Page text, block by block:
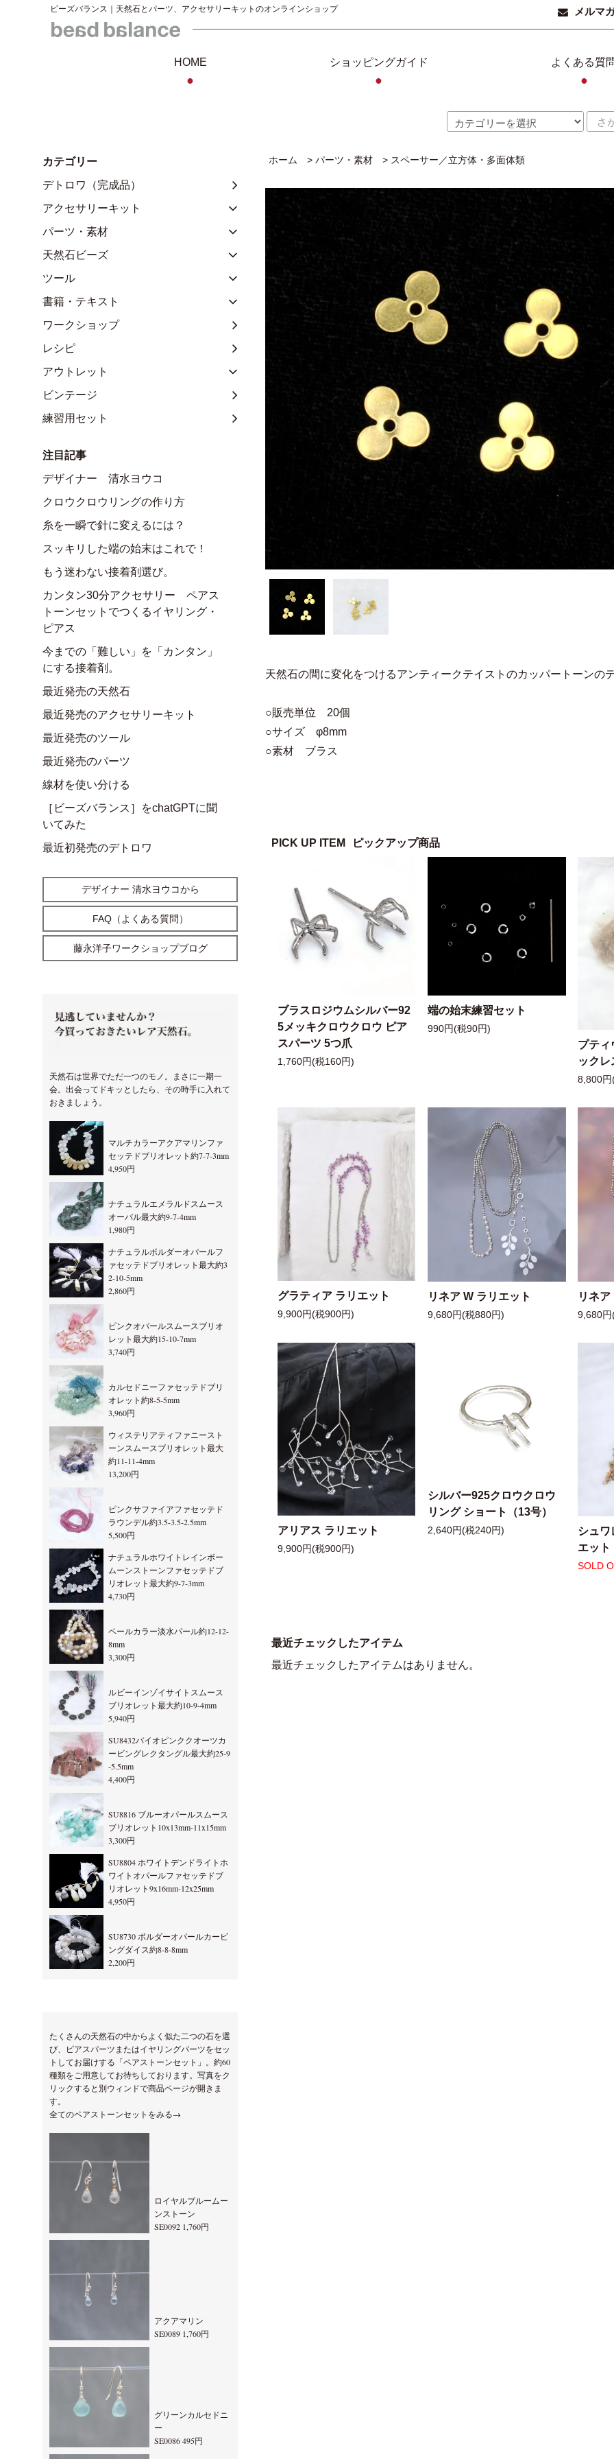
ビーズバランス｜天然石とパーツ、アクセサリーキットのオンラインショップ メルマ
HOME
●
ショッピングガイド
●
よくある質
●
ホーム > パーツ・素材 > スペーサー／立方体・多面体類
天然石の間に変化をつけるアンティークテイストのカッパートーンの
○販売単位 20個
○サイズ φ8mm
○素材 ブラス
PICK UP ITEM ピックアップ商品
ブラスロジウムシルバー92
5メッキクロウクロウ ピア
スパーツ 5つ爪
1,760円(税160円)
端の始末練習セット
990円(税90円)
プティ
ックレ
8,800
グラティア ラリエット
9,900円(税900円)
リネア W ラリエット
9,680円(税880円)
リネ
9,680
アリアス ラリエット
9,900円(税900円)
シルバー925クロウクロウ
リング ショート（13号）
2,640円(税240円)
シュワ
エット
SOLD
最近チェックしたアイテム
最近チェックしたアイテムはありません。
カテゴリー
デトロワ（完成品）
アクセサリーキット
パーツ・素材
天然石ビーズ
ツール
書籍・テキスト
ワークショップ
レシピ
アウトレット
ビンテージ
練習用セット
注目記事
デザイナー 清水ヨウコ
クロウクロウリングの作り方
糸を一瞬で針に変えるには？
スッキリした端の始末はこれで！
もう迷わない接着剤選び。
カンタン30分アクセサリー ペアス
トーンセットでつくるイヤリング・
ピアス
今までの「難しい」を「カンタン」
にする接着剤。
最近発売の天然石
最近発売のアクセサリーキット
最近発売のツール
最近発売のパーツ
線材を使い分ける
［ビーズバランス］をchatGPTに聞
いてみた
最近初発売のデトロワ
デザイナー 清水ヨウコから
FAQ（よくある質問）
藤永洋子ワークショップブログ
天然石は世界でただ一つのモノ。まさに一期一
会。出会ってドキッとしたら、その時手に入れて
おきましょう。
マルチカラーアクアマリンファ
セッテドブリオレット約7-7-3mm
4,950円
ナチュラルエメラルドスムース
オーバル最大約9-7-4mm
1,980円
ナチュラルボルダーオパールフ
ァセッテドブリオレット最大約3
2-10-5mm
2,860円
ピンクオパールスムースブリオ
レット最大約15-10-7mm
3,740円
カルセドニーファセッテドブリ
オレット約8-5-5mm
3,960円
ウィステリアティファニースト
ーンスムースブリオレット最大
約11-11-4mm
13,200円
ピンクサファイアファセッテド
ラウンデル約3.5-3.5-2.5mm
5,500円
ナチュラルホワイトレインボー
ムーンストーンファセッテドブ
リオレット最大約9-7-3mm
4,730円
ペールカラー淡水パール約12-12-
8mm
3,300円
ルビーインゾイサイトスムース
ブリオレット最大約10-9-4mm
5,940円
SU8432バイオピンククオーツカ
ービングレクタングル最大約25-9
-5.5mm
4,400円
SU8816 ブルーオパールスムース
ブリオレット10x13mm-11x15mm
3,300円
SU8804 ホワイトデンドライトホ
ワイトオパールファセッテドブ
リオレット9x16mm-12x25mm
4,950円
SU8730 ボルダーオパールカービ
ングダイス約8-8-8mm
2,200円
たくさんの天然石の中からよく似た二つの石を選
び、ピアスパーツまたはイヤリングパーツをセッ
トしてお届けする「ペアストーンセット」。約60
種類をご用意してお待ちしております。写真をク
リックすると別ウィンドで商品ページが開きま
す。
全てのペアストーンセットをみる→
ロイヤルブルームー
ンストーン
SE0092 1,760円
アクアマリン
SE0089 1,760円
グリーンカルセドニ
ー
SE0086 495円